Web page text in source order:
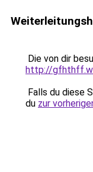
Die von dir
http://
Falls du diese
du zur